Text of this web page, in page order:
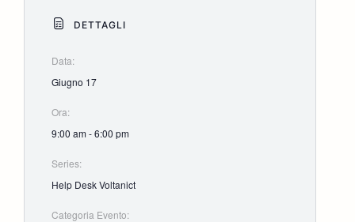
DETTAGLI
Data:
Giugno 17
Ora:
9:00 am - 6:00 pm
Series:
Help Desk Voltanict
Categoria Evento: